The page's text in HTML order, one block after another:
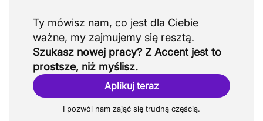
Ty mówisz nam, co jest dla Ciebie
Szukasz nowej pracy? Z Accent jest to
prostsze, niż myślisz.
Aplikuj teraz
I pozwól nam zająć się trudną częścią.